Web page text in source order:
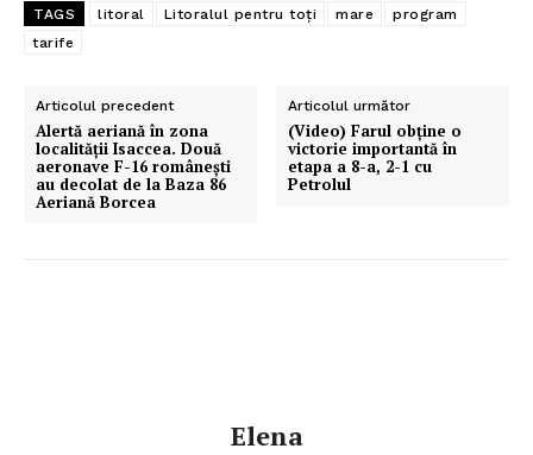
TAGS litoral Litoralul pentru toți mare
program
tarife
Articolul precedent
Alertă aeriană în zona
localității Isaccea. Două
aeronave F-16 românești
au decolat de la Baza 86
Aeriană Borcea
Articolul următor
(Video) Farul obține o
victorie importantă în
etapa a 8-a, 2-1 cu
Petrolul
Elena